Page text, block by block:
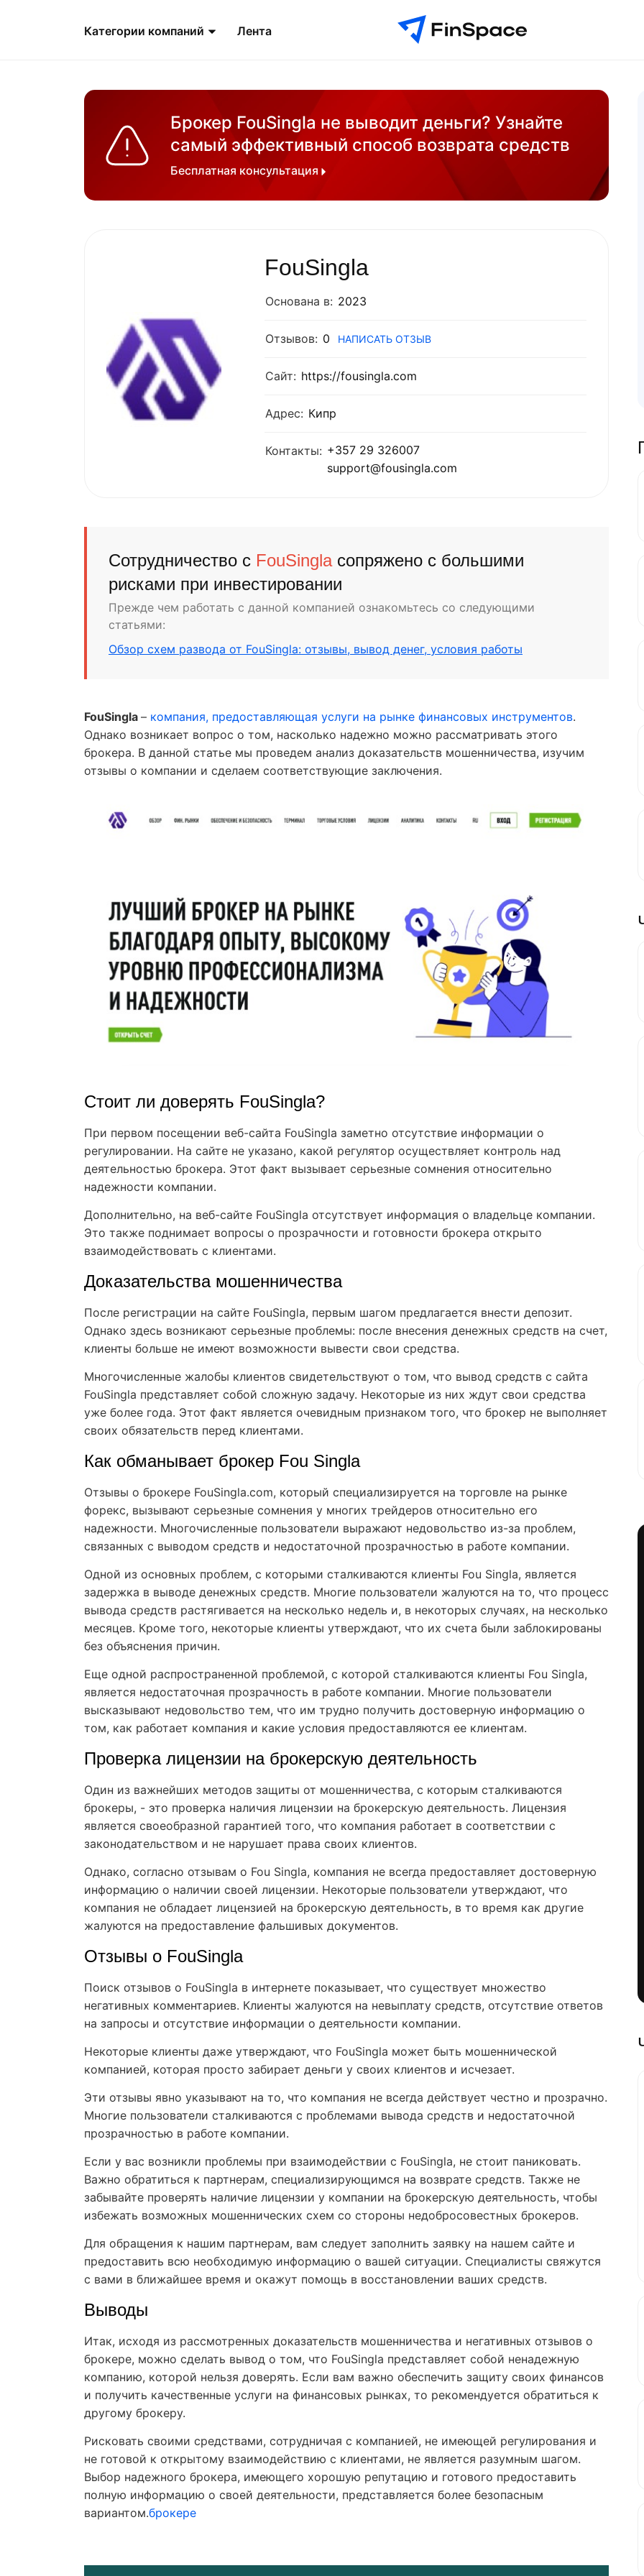
Категории компаний Лента
Брокер FouSingla не выводит деньги? Узнайте
самый эффективный способ возврата средств
Бесплатная консультация
FouSingla
Основана в: 2023
Отзывов: 0 НАПИСАТЬ ОТЗЫВ
Сайт: https://fousingla.com
Адрес: Кипр
Контакты: +357 29 326007
support@fousingla.com
Сотрудничество с FouSinglaсопряжено с большими
рисками при инвестировании
Прежде чем работать с данной компанией ознакомьтесь со следующими
статьями:
Обзор схем развода от FouSingla: отзывы, вывод денег, условия работы
FouSingla – компания, предоставляющая услуги на рынке финансовых инструментов.
Однако возникает вопрос о том, насколько надежно можно рассматривать этого
брокера. В данной статье мы проведем анализ доказательств мошенничества, изучим
отзывы о компании и сделаем соответствующие заключения.
Стоит ли доверять FouSingla?
При первом посещении веб-сайта FouSingla заметно отсутствие информации о
регулировании. На сайте не указано, какой регулятор осуществляет контроль над
деятельностью брокера. Этот факт вызывает серьезные сомнения относительно
надежности компании.
Дополнительно, на веб-сайте FouSingla отсутствует информация о владельце компании.
Это также поднимает вопросы о прозрачности и готовности брокера открыто
взаимодействовать с клиентами.
Доказательства мошенничества
После регистрации на сайте FouSingla, первым шагом предлагается внести депозит.
Однако здесь возникают серьезные проблемы: после внесения денежных средств на счет,
клиенты больше не имеют возможности вывести свои средства.
Многочисленные жалобы клиентов свидетельствуют о том, что вывод средств с сайта
FouSingla представляет собой сложную задачу. Некоторые из них ждут свои средства
уже более года. Этот факт является очевидным признаком того, что брокер не выполняет
своих обязательств перед клиентами.
Как обманывает брокер Fou Singla
Отзывы о брокере FouSingla.com, который специализируется на торговле на рынке
форекс, вызывают серьезные сомнения у многих трейдеров относительно его
надежности. Многочисленные пользователи выражают недовольство из-за проблем,
связанных с выводом средств и недостаточной прозрачностью в работе компании.
Одной из основных проблем, с которыми сталкиваются клиенты Fou Singla, является
задержка в выводе денежных средств. Многие пользователи жалуются на то, что процесс
вывода средств растягивается на несколько недель и, в некоторых случаях, на несколько
месяцев. Кроме того, некоторые клиенты утверждают, что их счета были заблокированы
без объяснения причин.
Еще одной распространенной проблемой, с которой сталкиваются клиенты Fou Singla,
является недостаточная прозрачность в работе компании. Многие пользователи
высказывают недовольство тем, что им трудно получить достоверную информацию о
том, как работает компания и какие условия предоставляются ее клиентам.
Проверка лицензии на брокерскую деятельность
Один из важнейших методов защиты от мошенничества, с которым сталкиваются
брокеры, - это проверка наличия лицензии на брокерскую деятельность. Лицензия
является своеобразной гарантией того, что компания работает в соответствии с
законодательством и не нарушает права своих клиентов.
Однако, согласно отзывам о Fou Singla, компания не всегда предоставляет достоверную
информацию о наличии своей лицензии. Некоторые пользователи утверждают, что
компания не обладает лицензией на брокерскую деятельность, в то время как другие
жалуются на предоставление фальшивых документов.
Отзывы о FouSingla
Поиск отзывов о FouSingla в интернете показывает, что существует множество
негативных комментариев. Клиенты жалуются на невыплату средств, отсутствие ответов
на запросы и отсутствие информации о деятельности компании.
Некоторые клиенты даже утверждают, что FouSingla может быть мошеннической
компанией, которая просто забирает деньги у своих клиентов и исчезает.
Эти отзывы явно указывают на то, что компания не всегда действует честно и прозрачно.
Многие пользователи сталкиваются с проблемами вывода средств и недостаточной
прозрачностью в работе компании.
Если у вас возникли проблемы при взаимодействии с FouSingla, не стоит паниковать.
Важно обратиться к партнерам, специализирующимся на возврате средств. Также не
забывайте проверять наличие лицензии у компании на брокерскую деятельность, чтобы
избежать возможных мошеннических схем со стороны недобросовестных брокеров.
Для обращения к нашим партнерам, вам следует заполнить заявку на нашем сайте и
предоставить всю необходимую информацию о вашей ситуации. Специалисты свяжутся
с вами в ближайшее время и окажут помощь в восстановлении ваших средств.
Выводы
Итак, исходя из рассмотренных доказательств мошенничества и негативных отзывов о
брокере, можно сделать вывод о том, что FouSingla представляет собой ненадежную
компанию, которой нельзя доверять. Если вам важно обеспечить защиту своих финансов
и получить качественные услуги на финансовых рынках, то рекомендуется обратиться к
другому брокеру.
Рисковать своими средствами, сотрудничая с компанией, не имеющей регулирования и
не готовой к открытому взаимодействию с клиентами, не является разумным шагом.
Выбор надежного брокера, имеющего хорошую репутацию и готового предоставить
полную информацию о своей деятельности, представляется более безопасным
вариантом.брокере